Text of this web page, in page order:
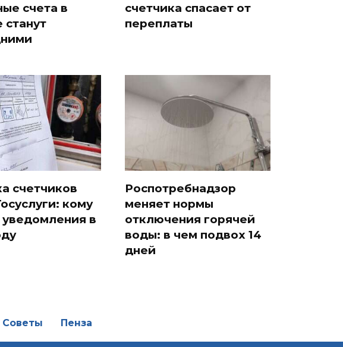
счета в
станут
счетчика спасает от
переплаты
счетчиков
кому
уведомления в
Роспотребнадзор
меняет нормы
отключения горячей
воды: в чем подвох 14
дней
Советы Пенза